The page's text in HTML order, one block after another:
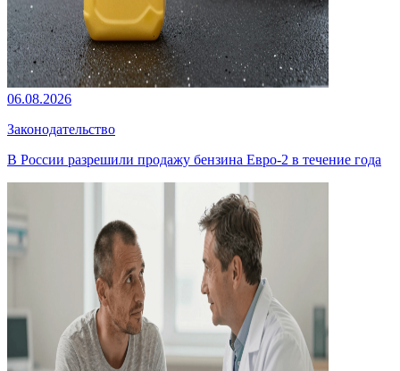
06.08.2026
Законодательство
В России разрешили продажу бензина Евро-2 в течение года